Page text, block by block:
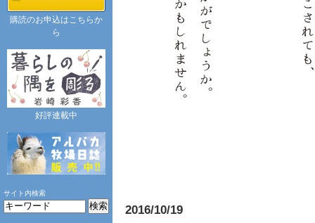
2016/10/19
購読のお申込はこちらか
ら
好評連載中
サイト内検索